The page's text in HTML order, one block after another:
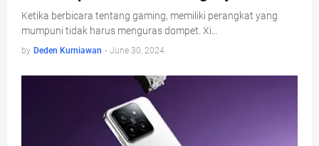
Ketika berbicara tentang gaming, memiliki perangkat yang
mumpuni tidak harus menguras dompet. Xi…
by Deden Kurniawan - June 30, 2024